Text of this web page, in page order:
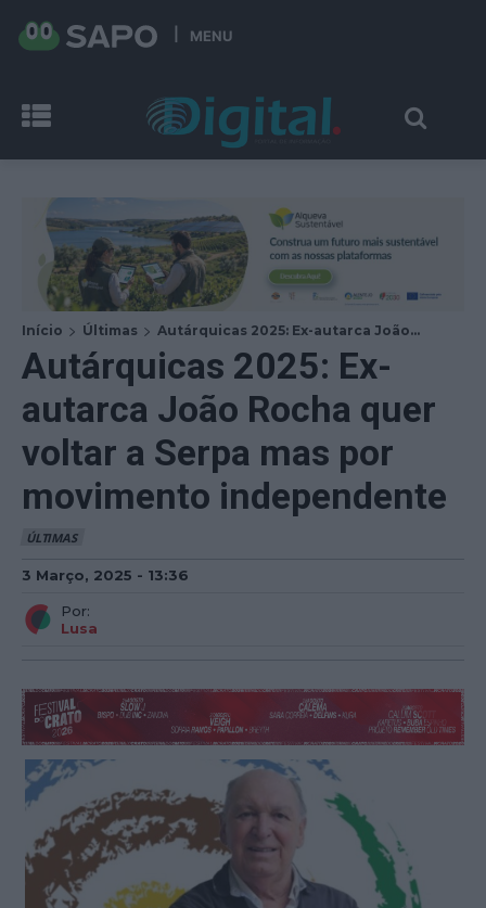
MENU
Início Últimas Autárquicas 2025: Ex-autarca João...
Autárquicas 2025: Ex-
autarca João Rocha quer
voltar a Serpa mas por
movimento independente
ÚLTIMAS
3 Março, 2025 - 13:36
Por:
Lusa